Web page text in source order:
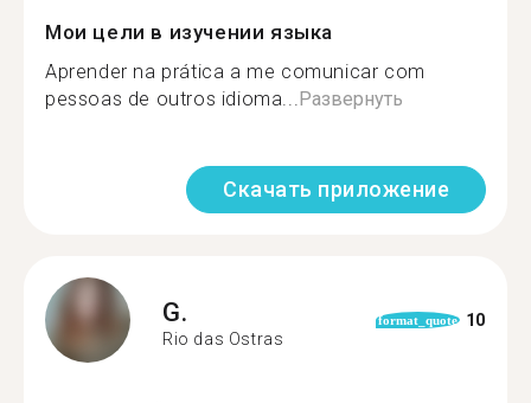
Мои цели в изучении языка
Aprender na prática a me comunicar com
pessoas de outros idioma...Развернуть
Скачать приложение
G.
Rio das Ostras
format_quote 10